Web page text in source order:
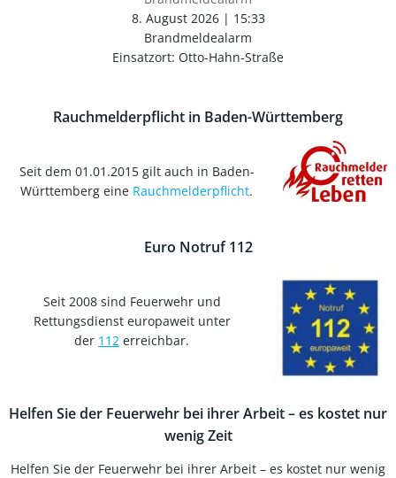
8. August 2026| 15:33
Brandmeldealarm
Einsatzort: Otto-Hahn-Straße
Rauchmelderpflicht in Baden-Württemberg
Seit dem 01.01.2015 gilt auch in Baden-
Württemberg eine Rauchmelderpflicht.
Euro Notruf 112
Seit 2008 sind Feuerwehr und
Rettungsdienst europaweit unter
der 112 erreichbar.
Helfen Sie der Feuerwehr bei ihrer Arbeit – es kostet nur
wenig Zeit
Helfen Sie der Feuerwehr bei ihrer Arbeit – es kostet nur wenig